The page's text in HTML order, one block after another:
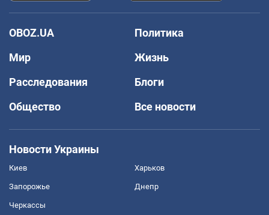
OBOZ.UA
Политика
Мир
Жизнь
Расследования
Блоги
Общество
Все новости
Новости Украины
Киев Харьков
Запорожье Днепр
Черкассы